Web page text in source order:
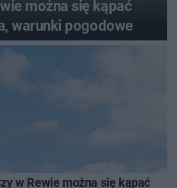
można się kąpać
warunki pogodowe
w Rewie można się kąpać